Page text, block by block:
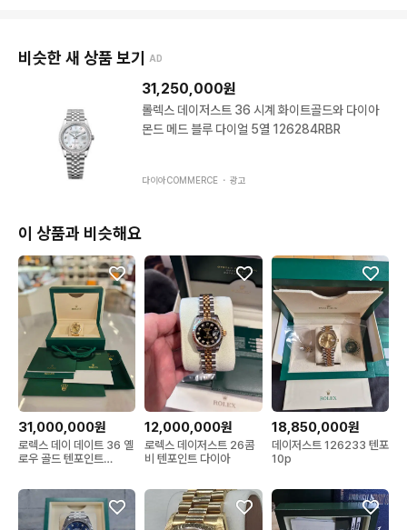
롤렉스의 간판모델, 데이저스트 옐로골드 콤비 116233 입고 되었
잠금 버클 부분이 롤렉스 왕관 모양으로 깔끔히 숨겨지는 히든 클
라스프 모델입니다
현재는 이 디자인이 나오지 않기 때문에 점점 더 구하기 어려워지
장용으로도 추천 드립니다
저희 명품시계 킹렉스는 서울 강남 도산대로에 오프라인 매장을
운영중 이므로
궁금하신 내용 있으시면 편하게 문의 주세요 !
ㅡㅡㅡㅡㅡㅡㅡㅡㅡㅡㅡㅡㅡㅡㅡㅡㅡㅡㅡㅡㅡㅡㅡㅡㅡㅡㅡㅡㅡ
ㅡ
명품시계를 취미로 하다보니 좋은 분들을 많이 만나게 되어
그 인연으로 명품 판매를 시작하게 되었습니다.
비슷한 새 상품 보기 AD
31,250,000원
롤렉스 데이저스트 36 시계 화이트골드와 다이아
몬드 메드 블루 다이얼 5열 126284RBR
다이아COMMERCE ・ 광고
이 상품과 비슷해요
31,000,000원
로렉스 데이 데이트 36 옐
로우 골드 텐포인트
12,000,000원
로렉스 데이저스트 26콤
비 텐포인트 다이아
18,850,000원
데이저스트 126233 텐포
10p